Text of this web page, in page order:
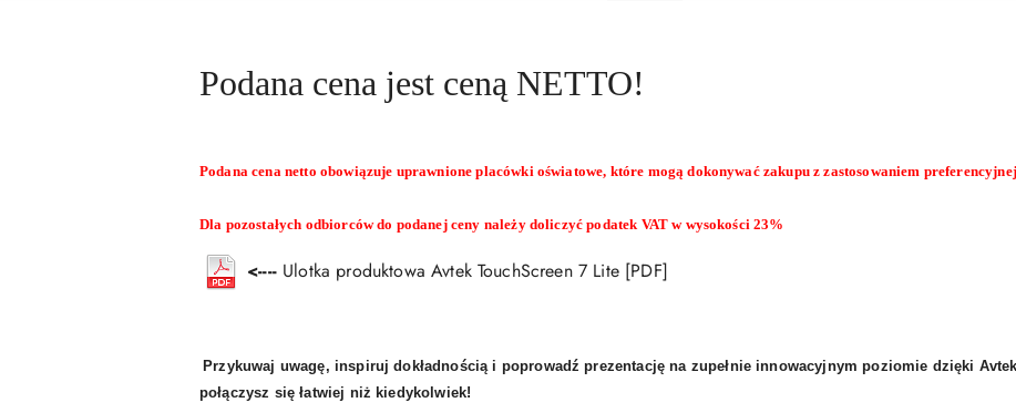
Podana cena jest ceną NETTO!
Podana cena netto obowiązuje uprawnione placówki oświatowe, które mogą dokonywać zakupu z zastosowaniem
Dla pozostałych odbiorców do podanej ceny należy doliczyć podatek VAT w wysokości 23%
<---- Ulotka produktowa Avtek TouchScreen 7 Lite [PDF]
Przykuwaj uwagę, inspiruj dokładnością i poprowadź prezentację na zupełnie innowacyjnym poziomie dzięki
połączysz się łatwiej niż kiedykolwiek!